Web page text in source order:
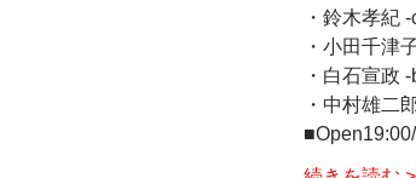
・鈴木孝紀
・小田千津
・白石宣政
・中村雄二